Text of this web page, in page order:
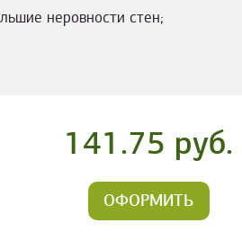
неровности стен;
141.75 руб.
ОФОРМИТЬ